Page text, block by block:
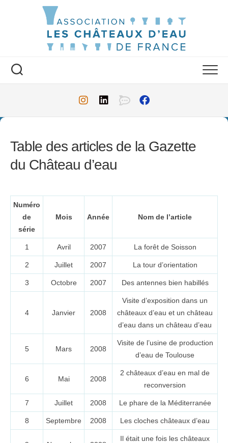
Table des articles de la Gazette
du Château d’eau
Numéro
de
série
Mois Année Nom de l’article
1 Avril 2007 La forêt de Soisson
2 Juillet 2007 La tour d’orientation
3 Octobre 2007 Des antennes bien habillés
4 Janvier 2008
Visite d’exposition dans un
châteaux d’eau et un château
d’eau dans un château d’eau
5 Mars 2008
Visite de l’usine de production
d’eau de Toulouse
6 Mai 2008
2 châteaux d’eau en mal de
reconversion
7 Juillet 2008 Le phare de la Méditerranée
8 Septembre 2008 Les cloches châteaux d’eau
Il était une fois les châteaux